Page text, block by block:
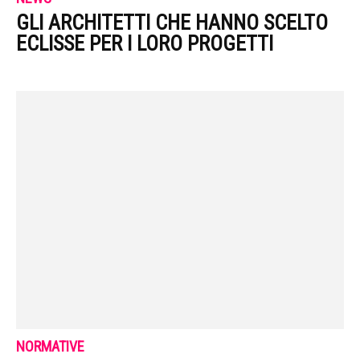
GLI ARCHITETTI CHE HANNO SCELTO
ECLISSE PER I LORO PROGETTI
NORMATIVE